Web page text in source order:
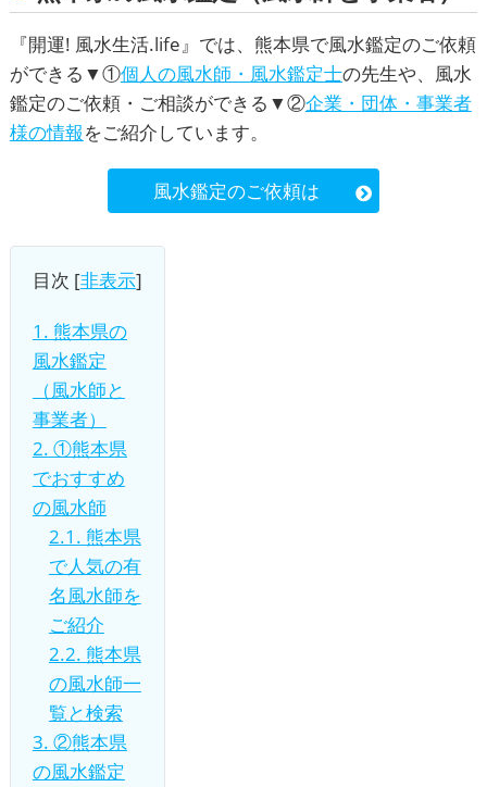
『開運! 風水生活.life』では、熊本県で風水鑑定のご依頼
ができる▼①個人の風水師・風水鑑定士の先生や、風水
鑑定のご依頼・ご相談ができる▼②企業・団体・事業者
様の情報をご紹介しています。
風水鑑定のご依頼は
目次 [非表示]
1. 熊本県の
風水鑑定
（風水師と
事業者）
2. ①熊本県
でおすすめ
の風水師
2.1. 熊本県
で人気の有
名風水師を
ご紹介
2.2. 熊本県
の風水師一
覧と検索
3. ②熊本県
の風水鑑定